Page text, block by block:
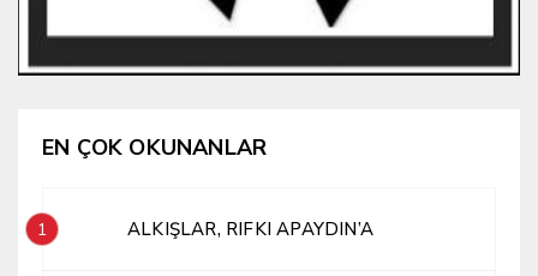
EN ÇOK OKUNANLAR
1 ALKIŞLAR, RIFKI APAYDIN’A